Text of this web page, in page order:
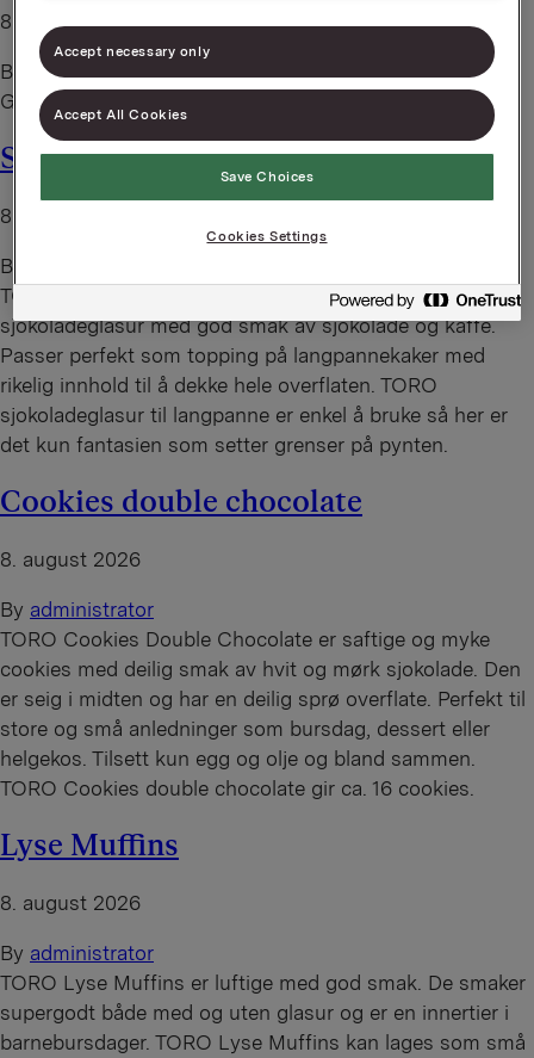
8. august 2026
By
administrator
Grov ostepølse med biter av ekte Jarlsberg ®
Sjokoladeglasur langpanne
8. august 2026
By
TORO sjokoladeglasur til langpanne er en deilig
sjokoladeglasur med god smak av sjokolade og kaffe.
Passer perfekt som topping på langpannekaker med
rikelig innhold til å dekke hele overflaten. TORO
sjokoladeglasur til langpanne er enkel å bruke så her er
det kun fantasien som setter grenser på pynten.
Cookies double chocolate
8. august 2026
By administrator
TORO Cookies Double Chocolate er saftige og myke
cookies med deilig smak av hvit og mørk sjokolade. Den
er seig i midten og har en deilig sprø overflate. Perfekt til
store og små anledninger som bursdag, dessert eller
helgekos. Tilsett kun egg og olje og bland sammen.
TORO Cookies double chocolate gir ca. 16 cookies.
Lyse Muffins
8. august 2026
By administrator
TORO Lyse Muffins er luftige med god smak. De smaker
supergodt både med og uten glasur og er en innertier i
barnebursdager. TORO Lyse Muffins kan lages som små
Accept necessary only
Accept All Cookies
Save Choices
Cookies Settings